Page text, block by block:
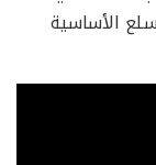
الأساسية